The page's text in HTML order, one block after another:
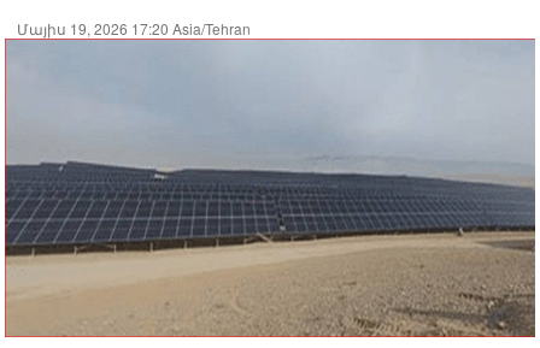
Մայիս 19, 2026 17:20 Asia/Tehran